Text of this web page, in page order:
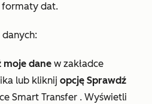
formaty dat.
moje dane w zakładce
lub kliknij opcję Sprawdź
Smart Transfer . Wyświetli